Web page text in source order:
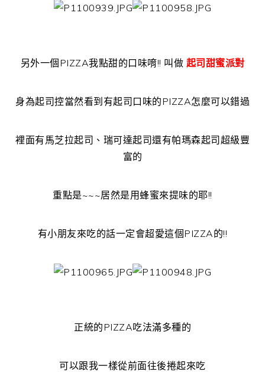
另外一個PIZZA我點甜的口味唷!! 叫做 起司甜蜜派對
身為起司控當然看到有起司口味的PIZZA怎麼可以錯過
裡面有馬芝拉起司、瑞可達起司還有帕瑪森起司超級豐
富的
重點是~~~居然是用蜂蜜來提味的耶!!
有小朋友來吃的話一定會超愛這個PIZZA的!!
正統的PIZZA吃法滿多種的
可以跟我一樣從前面往後捲起來吃